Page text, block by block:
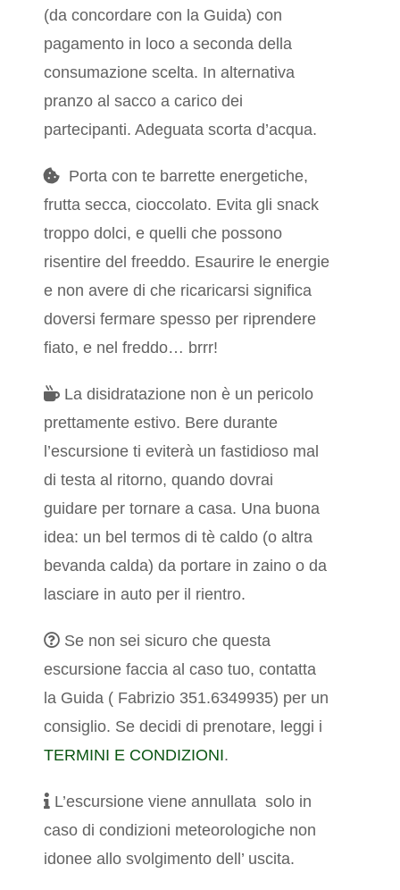
(da concordare con la Guida) con
pagamento in loco a seconda della
consumazione scelta. In alternativa
pranzo al sacco a carico dei
partecipanti. Adeguata scorta d’acqua.
Porta con te barrette energetiche,
frutta secca, cioccolato. Evita gli snack
troppo dolci, e quelli che possono
risentire del freeddo. Esaurire le energie
e non avere di che ricaricarsi significa
doversi fermare spesso per riprendere
fiato, e nel freddo… brrr!
La disidratazione non è un pericolo
prettamente estivo. Bere durante
l’escursione ti eviterà un fastidioso mal
di testa al ritorno, quando dovrai
guidare per tornare a casa. Una buona
idea: un bel termos di tè caldo (o altra
bevanda calda) da portare in zaino o da
lasciare in auto per il rientro.
Se non sei sicuro che questa
escursione faccia al caso tuo, contatta
la Guida ( Fabrizio 351.6349935) per un
consiglio. Se decidi di prenotare, leggi i
TERMINI E CONDIZIONI.
L’escursione viene annullata solo in
caso di condizioni meteorologiche non
idonee allo svolgimento dell’ uscita.